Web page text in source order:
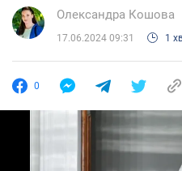
Олександра Кошова
17.06.2024 09:31 1
0